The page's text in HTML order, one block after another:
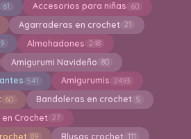
61 Accesorios para niñas 60
Agarraderas en crochet 21
Almohadones 248
Amigurumi Navideño 80
541 Amigurumis 2493
60 Bandoleras en crochet 5
en Crochet 27
89 Blusas crochet 111